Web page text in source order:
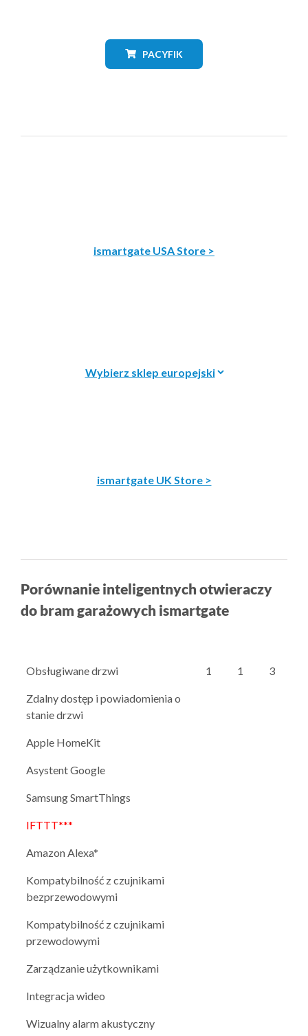
PACYFIK
ismartgate USA Store >
ismartgate UK Store >
Porównanie inteligentnych otwieraczy
do bram garażowych ismartgate
Obsługiwane drzwi 1 1 3
Zdalny dostęp i powiadomienia o
stanie drzwi
Apple HomeKit
Asystent Google
Samsung SmartThings
IFTTT***
Amazon Alexa*
Kompatybilność z czujnikami
bezprzewodowymi
Kompatybilność z czujnikami
przewodowymi
Zarządzanie użytkownikami
Integracja wideo
Wizualny alarm akustyczny